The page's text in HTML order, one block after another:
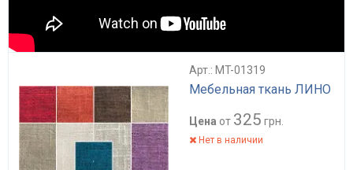
Арт.: MT-01319
Мебельная ткань ЛИНО
Цена от 325 грн.
Нет в наличии